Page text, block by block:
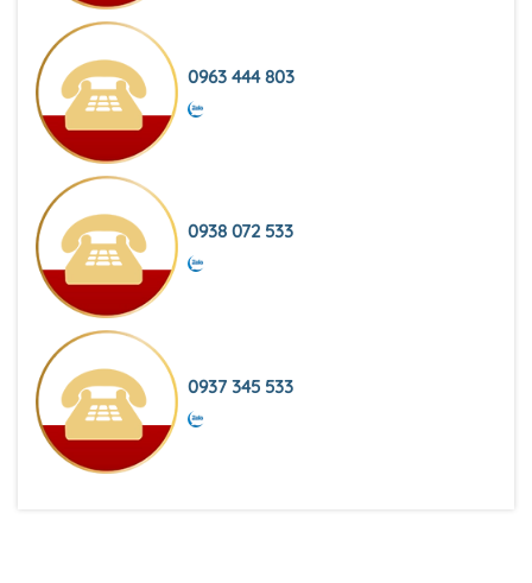
0963 444 803
0938 072 533
0937 345 533